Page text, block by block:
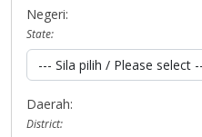
Negeri:
State:
Daerah:
District: